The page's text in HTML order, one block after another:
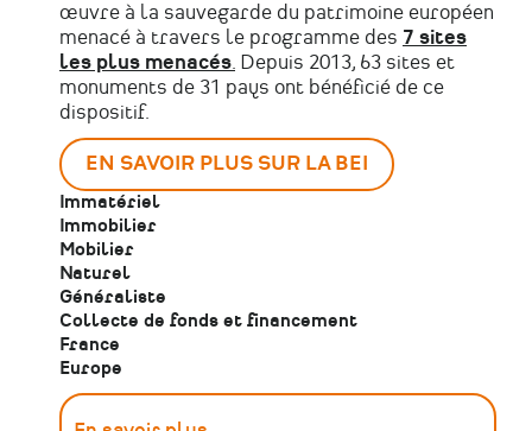
œuvre à la sauvegarde du patrimoine européen
menacé à travers le programme des 7 sites
les plus menacés. Depuis 2013, 63 sites et
monuments de 31 pays ont bénéficié de ce
dispositif.
EN SAVOIR PLUS SUR LA BEI
Immatériel
Immobilier
Mobilier
Naturel
Généraliste
Collecte de fonds et financement
France
Europe